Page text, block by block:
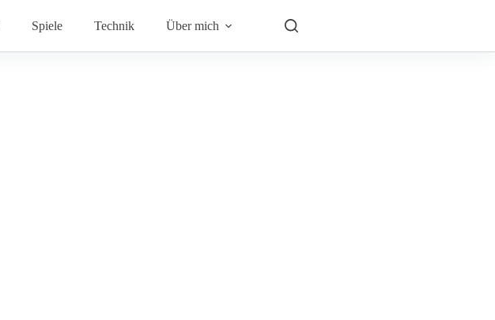
Spiele Technik Über mich